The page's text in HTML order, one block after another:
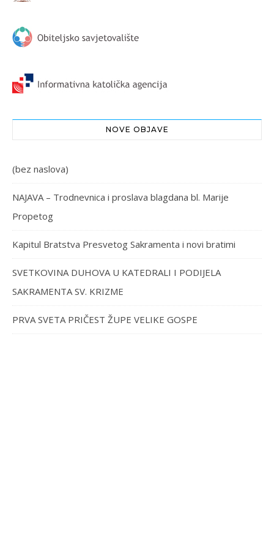
NOVE OBJAVE
(bez naslova)
NAJAVA – Trodnevnica i proslava blagdana bl. Marije
Propetog
Kapitul Bratstva Presvetog Sakramenta i novi bratimi
SVETKOVINA DUHOVA U KATEDRALI I PODIJELA
SAKRAMENTA SV. KRIZME
PRVA SVETA PRIČEST ŽUPE VELIKE GOSPE